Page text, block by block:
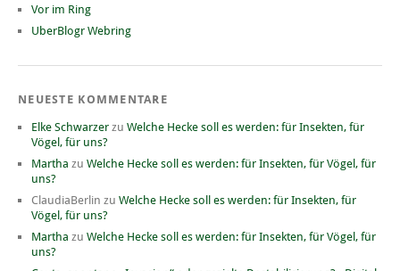
Vor im Ring
UberBlogr Webring
NEUESTE KOMMENTARE
Elke Schwarzer zu Welche Hecke soll es werden: für Insekten, für
Vögel, für uns?
Martha zu Welche Hecke soll es werden: für Insekten, für Vögel, für
uns?
ClaudiaBerlin zu Welche Hecke soll es werden: für Insekten, für
Vögel, für uns?
Martha zu Welche Hecke soll es werden: für Insekten, für Vögel, für
uns?